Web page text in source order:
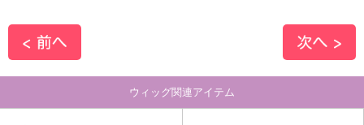
ウィッグ関連アイテム